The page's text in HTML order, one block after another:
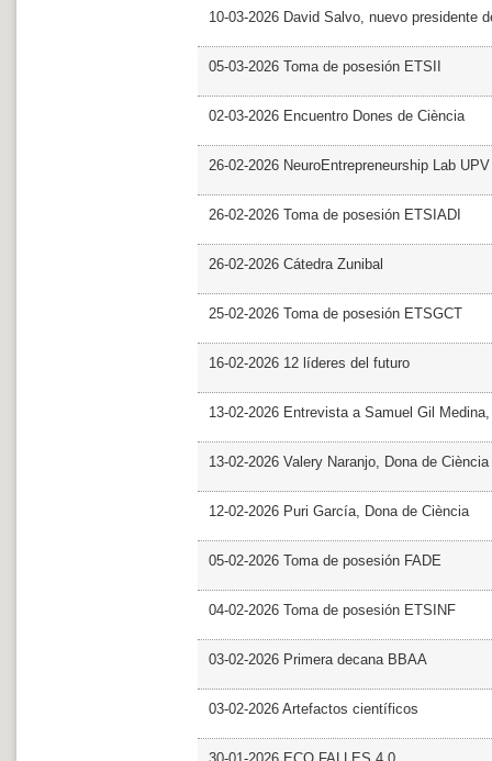
10-03-2026 David Salvo, nuevo presidente
05-03-2026 Toma de posesión ETSII
02-03-2026 Encuentro Dones de Ciència
26-02-2026 NeuroEntrepreneurship Lab UPV
26-02-2026 Toma de posesión ETSIADI
26-02-2026 Cátedra Zunibal
25-02-2026 Toma de posesión ETSGCT
16-02-2026 12 líderes del futuro
13-02-2026 Entrevista a Samuel Gil
13-02-2026 Valery Naranjo, Dona de Ciència
12-02-2026 Puri García, Dona de Ciència
05-02-2026 Toma de posesión FADE
04-02-2026 Toma de posesión ETSINF
03-02-2026 Primera decana BBAA
03-02-2026 Artefactos científicos